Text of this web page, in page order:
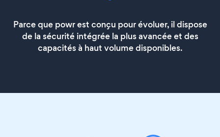
Parce que powr est conçu pour évoluer, il dispose
de la sécurité intégrée la plus avancée et des
capacités à haut volume disponibles.